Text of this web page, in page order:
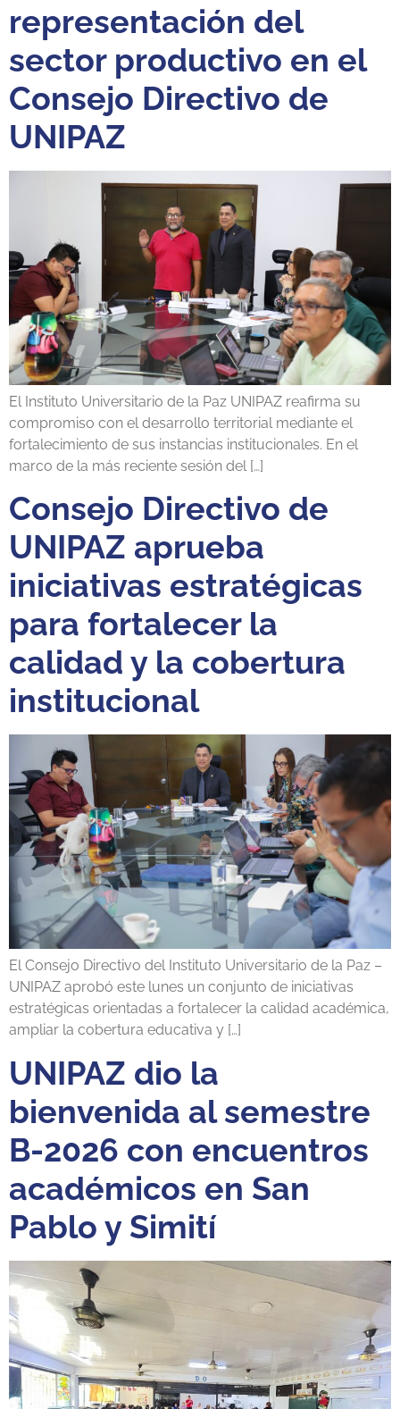
representación del
sector productivo en el
Consejo Directivo de
UNIPAZ
El Instituto Universitario de la Paz UNIPAZ reafirma su
compromiso con el desarrollo territorial mediante el
fortalecimiento de sus instancias institucionales. En el
marco de la más reciente sesión del […]
Consejo Directivo de
UNIPAZ aprueba
iniciativas estratégicas
para fortalecer la
calidad y la cobertura
institucional
El Consejo Directivo del Instituto Universitario de la Paz –
UNIPAZ aprobó este lunes un conjunto de iniciativas
estratégicas orientadas a fortalecer la calidad académica,
ampliar la cobertura educativa y […]
UNIPAZ dio la
bienvenida al semestre
B-2026 con encuentros
académicos en San
Pablo y Simití